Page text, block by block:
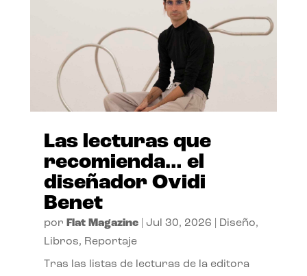
Las lecturas que
recomienda… el
diseñador Ovidi
Benet
por Flat Magazine| Jul 30, 2026 Diseño,
Libros, Reportaje
Tras las listas de lecturas de la editora